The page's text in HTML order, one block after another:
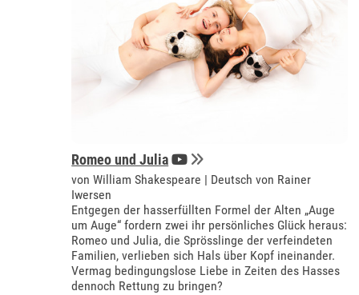
Romeo und Julia
von William Shakespeare | Deutsch von Rainer
Iwersen
Entgegen der hasserfüllten Formel der Alten „Auge
um Auge“ fordern zwei ihr persönliches Glück heraus:
Romeo und Julia, die Sprösslinge der verfeindeten
Familien, verlieben sich Hals über Kopf ineinander.
Vermag bedingungslose Liebe in Zeiten des Hasses
dennoch Rettung zu bringen?